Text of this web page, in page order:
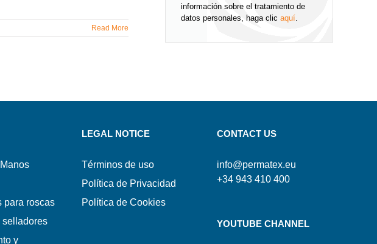
Read More
información sobre el tratamiento de
datos personales, haga clic aquí
para roscas
selladores
y
LEGAL NOTICE
Términos de uso
Política de Privacidad
Política de Cookies
CONTACT US
info@permatex.eu
+34 943 410 400
YOUTUBE CHANNEL